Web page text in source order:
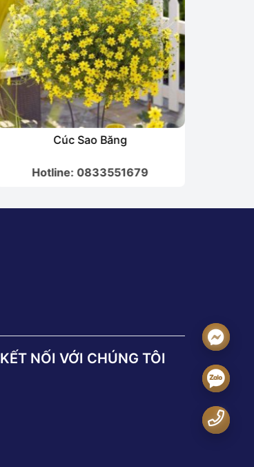
Cúc Sao Băng
Hotline: 0833551679
KẾT NỐI VỚI CHÚNG TÔI